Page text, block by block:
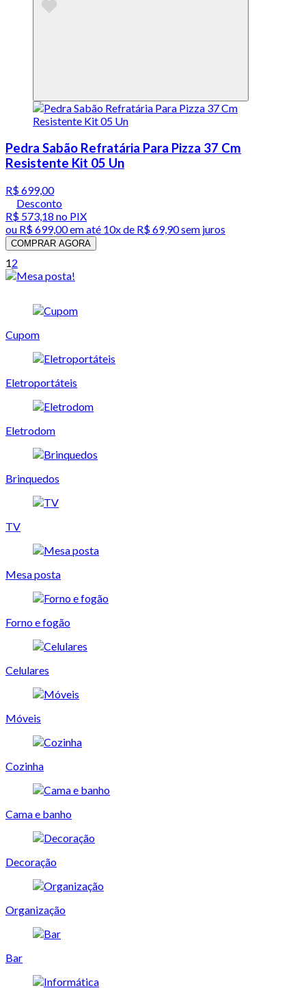
Pedra Sabão Refratária Para Pizza 37 Cm
Resistente Kit 05 Un
R$ 699,00
Desconto
R$ 573,18 no PIX
ou R$ 699,00em até 10x de R$ 69,90 sem juros
COMPRAR AGORA
12
Cupom
Eletroportáteis
Eletrodom
Brinquedos
TV
Mesa posta
Forno e fogão
Celulares
Móveis
Cozinha
Cama e banho
Decoração
Organização
Bar